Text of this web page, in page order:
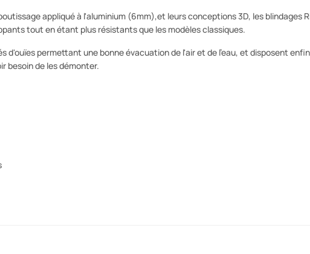
appliqué à l'aluminium (6mm),et leurs conceptions 3D, les blindages
tout en étant plus résistants que les modèles classiques.
d'ouïes permettant une bonne évacuation de l'air et de l'eau, et disposent
besoin de les démonter.